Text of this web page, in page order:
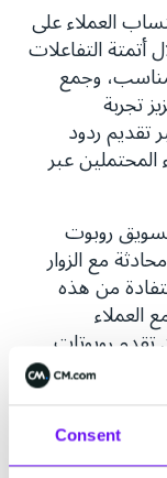
Consent
العملاء على
التفاعلات
وجمع
تجربة
ردود
عبر
روبوت
مع الزوار
من هذه
العملاء
تقدم روبوتات
أو ما